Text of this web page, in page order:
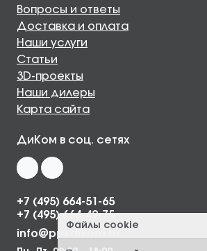
Файлы cookie
Вопросы и ответы
Доставка и оплата
Наши услуги
Статьи
3D-проекты
Наши дилеры
Карта сайта
ДиКом в соц. сетях
+7 (495) 664-51-65
+7 (495) 664-49-75
info@ppkdikom.ru